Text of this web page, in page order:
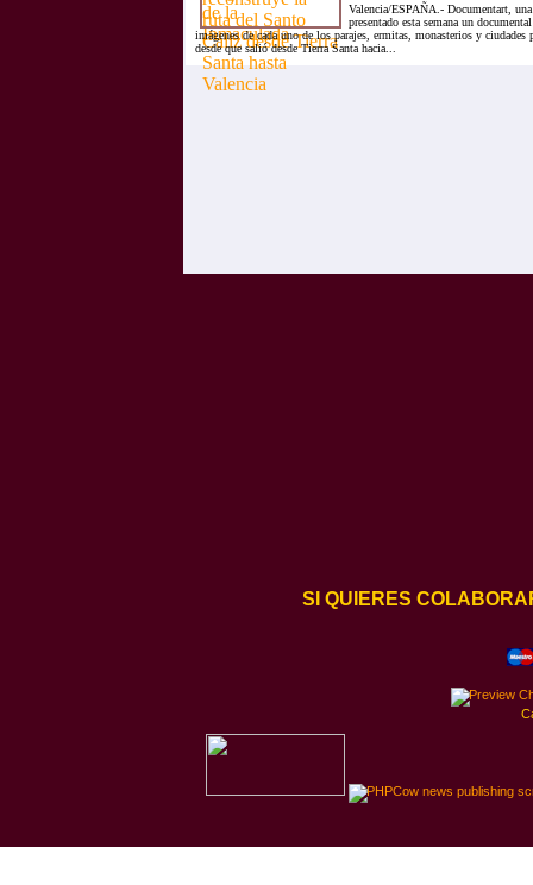
Valencia/ESPAÑA.- Documentart,
presentado esta semana un
imágenes de cada uno de los parajes, ermitas, monasterios y
desde que salió desde Tierra Santa hacia...
SI QUIERES